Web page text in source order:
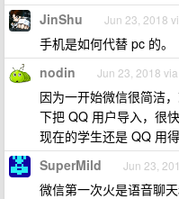
JinShu Jun 23, 2018
手机是如何代替 pc 的。
nodin Jun 23, 2018
因为一开始微信很简洁
下把 QQ 用户导入，很
现在的学生还是 QQ 用
SuperMild Jun 23,
微信第一次火是语音聊